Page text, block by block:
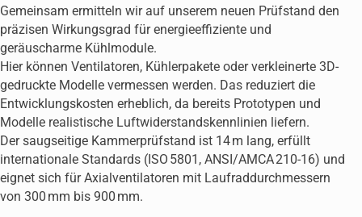
Gemeinsam ermitteln wir auf unserem neuen Prüfstand den
präzisen Wirkungsgrad für energieeffiziente und
geräuscharme Kühlmodule.
Hier können Ventilatoren, Kühlerpakete oder verkleinerte 3D-
gedruckte Modelle vermessen werden. Das reduziert die
Entwicklungskosten erheblich, da bereits Prototypen und
Modelle realistische Luftwiderstandskennlinien liefern.
Der saugseitige Kammerprüfstand ist 14 m lang, erfüllt
internationale Standards (ISO 5801, ANSI/AMCA 210-16) und
eignet sich für Axialventilatoren mit Laufraddurchmessern
von 300 mm bis 900 mm.